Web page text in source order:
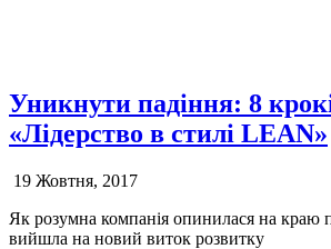
Уникнути падіння: 8
«Лідерство в стилі LEAN»
19 Жовтня, 2017
Як розумна компанія опинилася на краю
вийшла на новий виток розвитку